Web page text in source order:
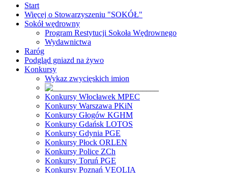
Start
Więcej o Stowarzyszeniu "SOKÓŁ"
Sokół wędrowny
Program Restytucji Sokoła Wędrownego
Wydawnictwa
Raróg
Podgląd gniazd na żywo
Konkursy
Wykaz zwycięskich imion
Konkursy Włocławek MPEC
Konkursy Warszawa PKiN
Konkursy Głogów KGHM
Konkursy Gdańsk LOTOS
Konkursy Gdynia PGE
Konkursy Płock ORLEN
Konkursy Police ZCh
Konkursy Toruń PGE
Konkursy Poznań VEOLIA